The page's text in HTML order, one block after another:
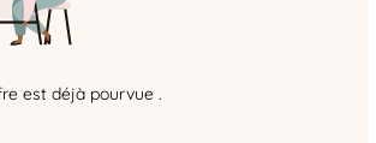
est déjà pourvue .